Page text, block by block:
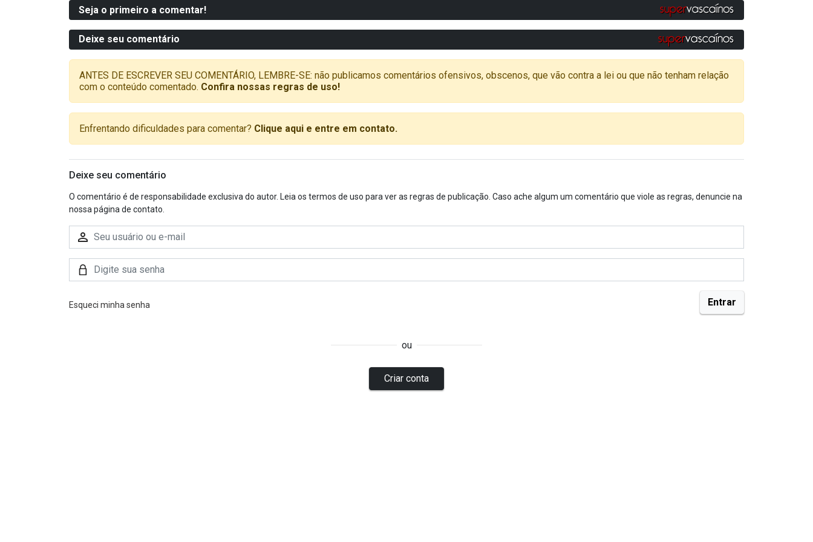
Seja o primeiro a comentar!
Deixe seu comentário
ANTES DE ESCREVER SEU COMENTÁRIO, LEMBRE-SE: não publicamos comentários ofensivos, obscenos, que vão contra a lei ou que não tenham relação
com o conteúdo comentado. Confira nossas regras de uso!
Enfrentando dificuldades para comentar? Clique aqui e entre em contato.
Deixe seu comentário
O comentário é de responsabilidade exclusiva do autor. Leia os termos de uso para ver as regras de publicação. Caso ache algum um comentário que viole as regras, denuncie na
nossa página de contato.
Esqueci minha senha
ou
Criar conta